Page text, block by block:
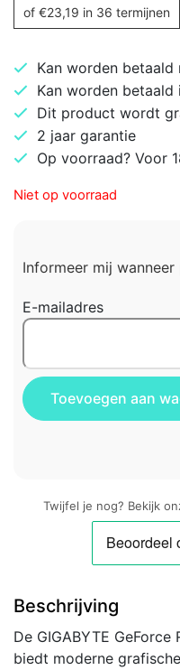
of €23,19 in 36 termijnen
Kan worden
Kan worden betaald
Dit product wordt
2 jaar garantie
Op voorraad? Voor
Niet op voorraad
Informeer mij
E-mailadres
Twijfel je nog? Bekijk
Beschrijving
De GIGABYTE GeForce
biedt moderne